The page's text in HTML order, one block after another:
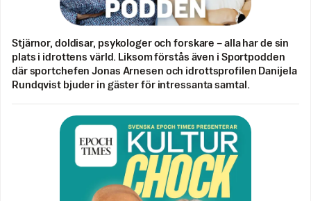
Stjärnor, doldisar, psykologer och forskare – alla har de sin
plats i idrottens värld. Liksom förstås även i Sportpodden
där sportchefen Jonas Arnesen och idrottsprofilen Danijela
Rundqvist bjuder in gäster för intressanta samtal.